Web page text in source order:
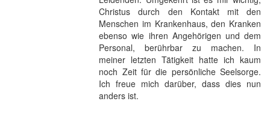
Christus durch den Kontakt mit den
Menschen im Krankenhaus, den Kranken
ebenso wie ihren Angehörigen und dem
Personal, berührbar zu machen. In
meiner letzten Tätigkeit hatte ich kaum
noch Zeit für die persönliche Seelsorge.
Ich freue mich darüber, dass dies nun
anders ist.